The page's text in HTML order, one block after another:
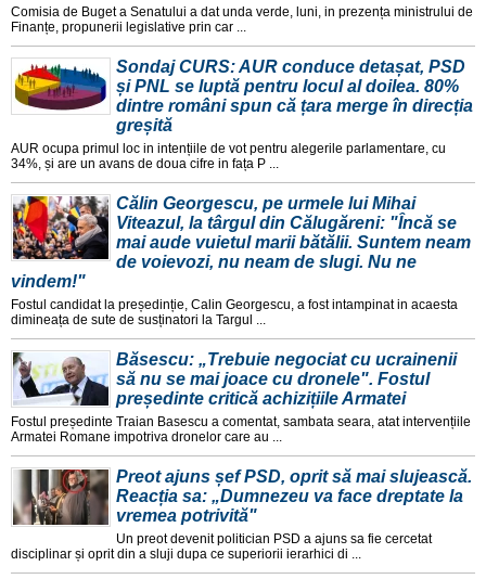
Comisia de Buget a Senatului a dat unda verde, luni, in prezența ministrului de
Finanțe, propunerii legislative prin car ...
Sondaj CURS: AUR conduce detașat, PSD
și PNL se luptă pentru locul al doilea. 80%
dintre români spun că țara merge în direcția
greșită
AUR ocupa primul loc in intențiile de vot pentru alegerile parlamentare, cu
34%, și are un avans de doua cifre in fața P ...
Călin Georgescu, pe urmele lui Mihai
Viteazul, la târgul din Călugăreni: "Încă se
mai aude vuietul marii bătălii. Suntem neam
de voievozi, nu neam de slugi. Nu ne
vindem!"
Fostul candidat la președinție, Calin Georgescu, a fost intampinat in acaesta
dimineața de sute de susținatori la Targul ...
Băsescu: „Trebuie negociat cu ucrainenii
să nu se mai joace cu dronele". Fostul
președinte critică achizițiile Armatei
Fostul președinte Traian Basescu a comentat, sambata seara, atat intervențiile
Armatei Romane impotriva dronelor care au ...
Preot ajuns șef PSD, oprit să mai slujească.
Reacția sa: „Dumnezeu va face dreptate la
vremea potrivită"
Un preot devenit politician PSD a ajuns sa fie cercetat
disciplinar și oprit din a sluji dupa ce superiorii ierarhici di ...